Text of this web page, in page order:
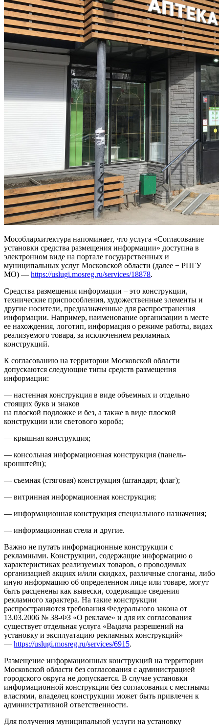
Мособлархитектура напоминает, что услуга «Согласование
установки средства размещения информации» доступна в
электронном виде на портале государственных и
муниципальных услуг Московской области (далее − РПГУ
МО) — https://uslugi.mosreg.ru/services/18878.
Средства размещения информации – это конструкции,
технические приспособления, художественные элементы и
другие носители, предназначенные для распространения
информации. Например, наименование организации в месте
ее нахождения, логотип, информация о режиме работы, видах
реализуемого товара, за исключением рекламных
конструкций.
К согласованию на территории Московской области
допускаются следующие типы средств размещения
информации:
— настенная конструкция в виде объемных и отдельно
стоящих букв и знаков
на плоской подложке и без, а также в виде плоской
конструкции или светового короба;
— крышная конструкция;
— консольная информационная конструкция (панель-
кронштейн);
— съемная (стяговая) конструкция (штандарт, флаг);
— витринная информационная конструкция;
— информационная конструкция специального назначения;
— информационная стела и другие.
Важно не путать информационные конструкции с
рекламными. Конструкции, содержащие информацию о
характеристиках реализуемых товаров, о проводимых
организацией акциях и/или скидках, различные слоганы, либо
иную информацию об определенном лице или товаре, могут
быть расценены как вывески, содержащие сведения
рекламного характера. На такие конструкции
распространяются требования Федерального закона от
13.03.2006 № 38-ФЗ «О рекламе» и для их согласования
существует отдельная услуга «Выдача разрешений на
установку и эксплуатацию рекламных конструкций»
— https://uslugi.mosreg.ru/services/6915.
Размещение информационных конструкций на территории
Московской области без согласования с администрацией
городского округа не допускается. В случае установки
информационной конструкции без согласования с местными
властями, владелец конструкции может быть привлечен к
административной ответственности.
Для получения муниципальной услуги на установку